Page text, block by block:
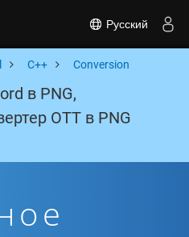
Русский
C++ Conversion
в PNG,
OTT в PNG